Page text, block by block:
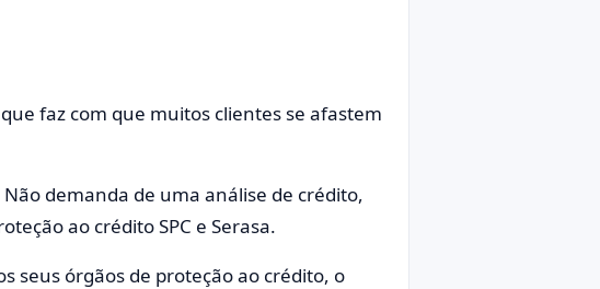
faz com que muitos clientes se afastem
demanda de uma análise de crédito,
ao crédito SPC e Serasa.
seus órgãos de proteção ao crédito, o